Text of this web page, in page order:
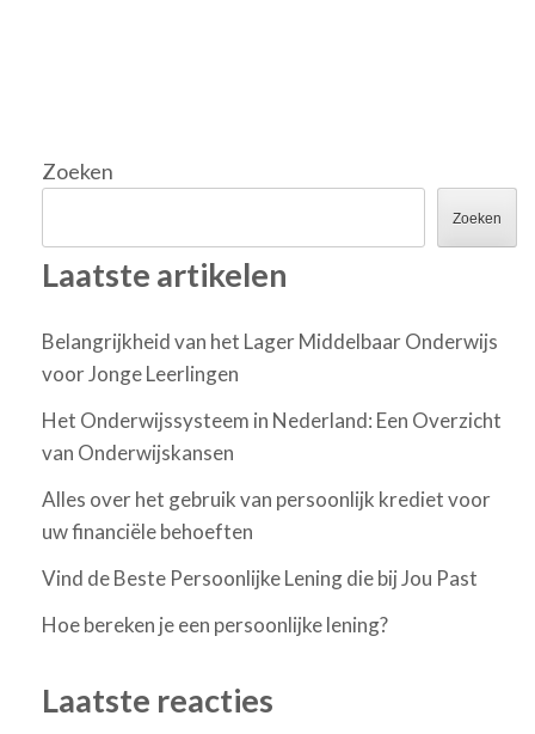
Zoeken
Zoeken
Laatste artikelen
Belangrijkheid van het Lager Middelbaar Onderwijs
voor Jonge Leerlingen
Het Onderwijssysteem in Nederland: Een Overzicht
van Onderwijskansen
Alles over het gebruik van persoonlijk krediet voor
uw financiële behoeften
Vind de Beste Persoonlijke Lening die bij Jou Past
Hoe bereken je een persoonlijke lening?
Laatste reacties